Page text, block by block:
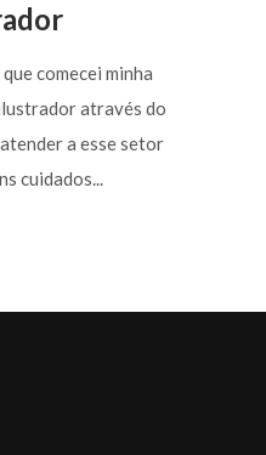
comecei minha
através do
a esse setor
cuidados...